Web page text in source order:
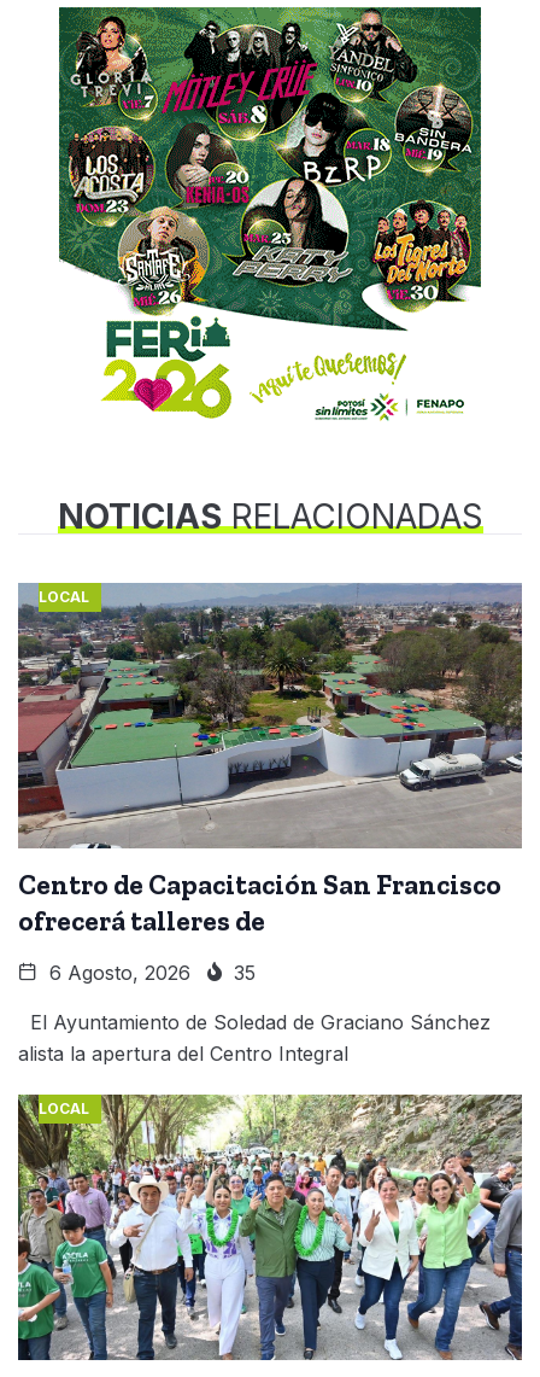
NOTICIASRELACIONADAS
LOCAL
Centro de Capacitación San Francisco
ofrecerá talleres de
6 Agosto, 2026 35
El Ayuntamiento de Soledad de Graciano Sánchez
alista la apertura del Centro Integral
LOCAL